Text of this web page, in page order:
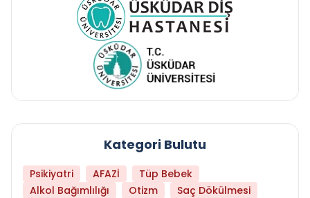
Kategori Bulutu
Psikiyatri AFAZİ
Tüp Bebek
Alkol Bağımlılığı
Otizm
Saç Dökülmesi